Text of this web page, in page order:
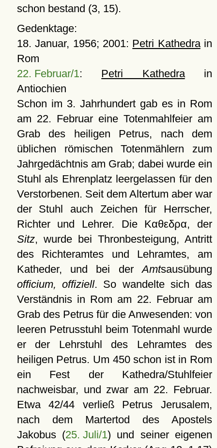
schon bestand (3, 15).
Gedenktage:
18. Januar, 1956; 2001: Petri Kathedrain
Rom
22. Februar/1: Petri Kathedrain
Antiochien
Schon im 3. Jahrhundert gab es in Rom
am 22. Februar eine Totenmahlfeier am
Grab des heiligen Petrus, nach dem
üblichen römischen Totenmählern zum
Jahrgedächtnis am Grab; dabei wurde ein
Stuhl als Ehrenplatz leergelassen für den
Verstorbenen. Seit dem Altertum aber war
der Stuhl auch Zeichen für Herrscher,
Richter und Lehrer. Die Καθεδρα, der
Sitz, wurde bei Thronbesteigung, Antritt
des Richteramtes und Lehramtes, am
Katheder, und bei derAmtsausübung
officium, offiziell. So wandelte sich das
Verständnis in Rom am 22. Februar am
Grab des Petrus für die Anwesenden: von
leeren Petrusstuhl beim Totenmahl wurde
er der Lehrstuhl des Lehramtes des
heiligen Petrus. Um 450 schon ist in Rom
ein Fest der Kathedra/Stuhlfeier
nachweisbar, und zwar am 22. Februar.
Etwa 42/44 verließ Petrus Jerusalem,
nach dem Martertod des Apostels
Jakobus (25. Juli/1) und seiner eigenen